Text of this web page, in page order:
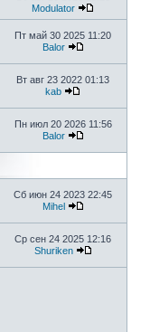
Modulator
Пт май 30 2025 11:20
Balor
Вт авг 23 2022 01:13
kab
Пн июл 20 2026 11:56
Balor
Сб июн 24 2023 22:45
Mihel
Ср сен 24 2025 12:16
Shuriken